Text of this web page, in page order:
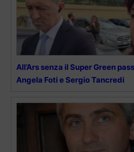
All’Ars senza il Super Green
Angela Foti e Sergio Tancredi